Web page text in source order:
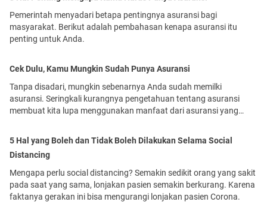
Pemerintah menyadari betapa pentingnya asuransi bagi
masyarakat. Berikut adalah pembahasan kenapa asuransi itu
penting untuk Anda.
Cek Dulu, Kamu Mungkin Sudah Punya Asuransi
Tanpa disadari, mungkin sebenarnya Anda sudah memilki
asuransi. Seringkali kurangnya pengetahuan tentang asuransi
membuat kita lupa menggunakan manfaat dari asuransi yang
5 Hal yang Boleh dan Tidak Boleh Dilakukan Selama Social
Distancing
Mengapa perlu social distancing? Semakin sedikit orang yang sakit
pada saat yang sama, lonjakan pasien semakin berkurang. Karena
faktanya gerakan ini bisa mengurangi lonjakan pasien Corona.